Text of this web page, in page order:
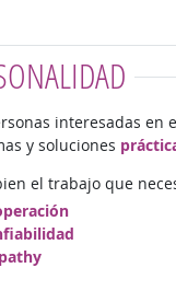
interesadas en
y soluciones
el trabajo que